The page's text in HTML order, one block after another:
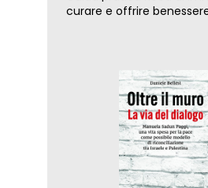
curare e offrire benessere al